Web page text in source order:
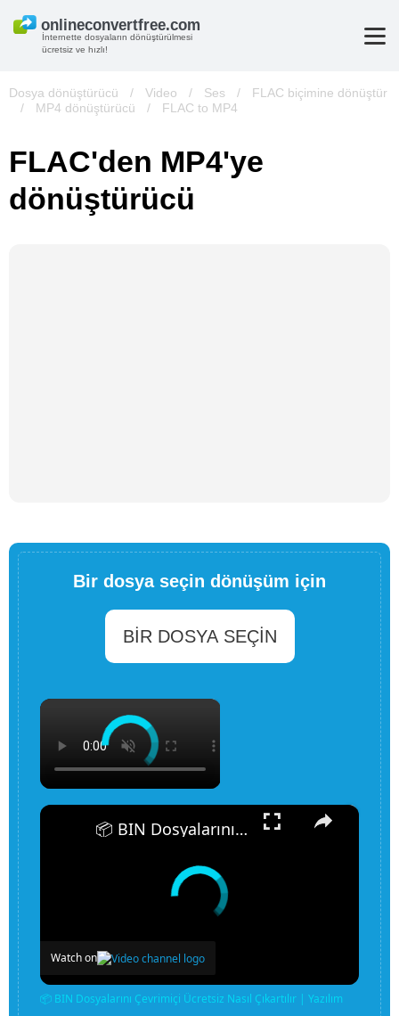
İnternette dosyaların dönüştürülmesi
ücretsiz ve hızlı!
Dosya dönüştürücü / Video / Ses /
FLAC biçimine dönüştür
/
MP4 dönüştürücü / FLAC to MP4
FLAC'den MP4'ye
dönüştürücü
Bir dosya seçin dönüşüm için
BIR DOSYA SEÇIN
×
×
📦 BIN Dosyalarını Çevrimiçi Ücretsiz Nasıl Çıkartılır | Yazılım Kurulumu Gerekmez
Watch on
📦 BIN Dosyalarını Çevrimiçi Ücretsiz Nasıl Çıkartılır | Yazılım